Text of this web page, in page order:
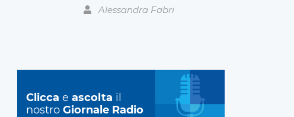
Alessandra Fabri
Clicca e ascolta il
nostro Giornale Radio